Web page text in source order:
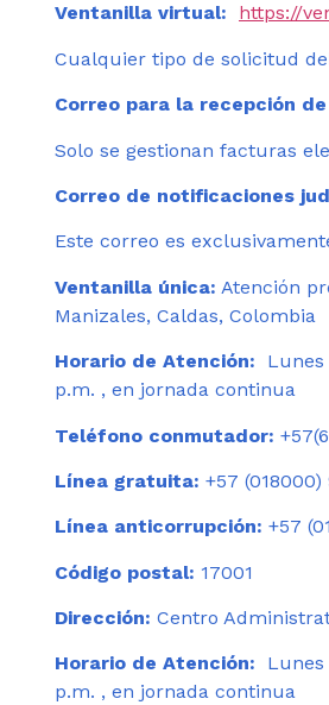
Ventanilla virtual: https://
Cualquier tipo de solicitud
Correo para la recepción
Solo se gestionan facturas
Correo de notificaciones
Este correo es
Ventanilla única: Atención
Manizales, Caldas, Colombia
Horario de Atención:
Lunes
p.m. , en jornada continua
Teléfono conmutador:
Línea gratuita: +57 (018000)
Línea anticorrupción: +57
Código postal: 17001
Dirección: Centro
Horario de Atención: Lunes
p.m. , en jornada continua